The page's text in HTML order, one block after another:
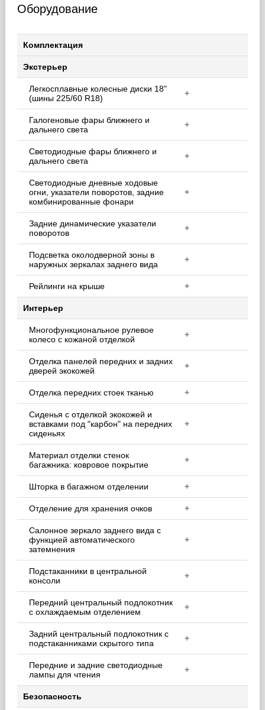
Оборудование
Комплектация
Экстерьер
Легкосплавные колесные диски 18"
(шины 225/60 R18)
+
Галогеновые фары ближнего и
дальнего света
+
Светодиодные фары ближнего и
дальнего света
+
Светодиодные дневные ходовые
огни, указатели поворотов, задние
комбинированные фонари
+
Задние динамические указатели
поворотов
+
Подсветка околодверной зоны в
наружных зеркалах заднего вида
+
Рейлинги на крыше +
Интерьер
Многофункциональное рулевое
колесо с кожаной отделкой
+
Отделка панелей передних и задних
дверей экокожей
+
Отделка передних стоек тканью +
Сиденья с отделкой экокожей и
вставками под "карбон" на передних
сиденьях
+
Материал отделки стенок
багажника: ковровое покрытие
+
Шторка в багажном отделении +
Отделение для хранения очков +
Салонное зеркало заднего вида с
функцией автоматического
затемнения
+
Подстаканники в центральной
консоли
+
Передний центральный подлокотник
с охлаждаемым отделением
+
Задний центральный подлокотник с
подстаканниками скрытого типа
+
Передние и задние светодиодные
лампы для чтения
+
Безопасность